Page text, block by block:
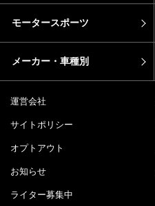
モータースポーツ
メーカー・車種別
運営会社
サイトポリシー
オプトアウト
お知らせ
ライター募集中